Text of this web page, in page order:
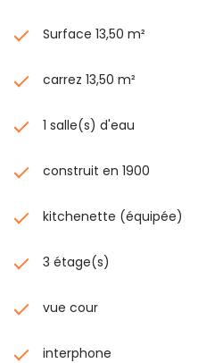
Surface 13,50 m²
carrez 13,50 m²
1 salle(s) d'eau
construit en 1900
kitchenette (équipée)
3 étage(s)
vue cour
interphone